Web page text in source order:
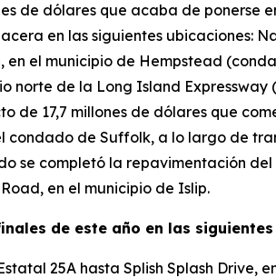
de dólares que acaba de ponerse
en las siguientes ubicaciones:
el municipio de Hempstead
norte de la Long Island
de 17,7 millones de dólares que
condado de Suffolk, a lo largo de
se completó la repavimentación
en el municipio de Islip.
de este año en las
25A hasta Splish Splash Drive,